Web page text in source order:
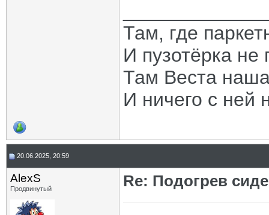
Там, где
И пузотёрка не
Там Веста
И ничего с ней
20.06.2025, 20:59
AlexS
Продвинутый Re: Подогрев